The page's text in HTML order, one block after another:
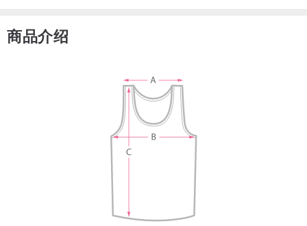
商品介绍